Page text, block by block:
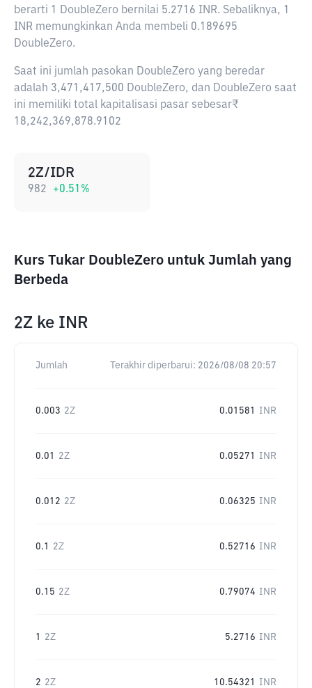
berarti 1 DoubleZero bernilai 5.2716 INR. Sebaliknya, 1
INR memungkinkan Anda membeli 0.189695
DoubleZero.
Saat ini jumlah pasokan DoubleZero yang beredar
adalah 3,471,417,500 DoubleZero, dan DoubleZero saat
ini memiliki total kapitalisasi pasar sebesar₹
18,242,369,878.9102
2Z/IDR
982 +0.51 %
Kurs Tukar DoubleZero untuk Jumlah yang
Berbeda
2Z ke INR
Jumlah Terakhir diperbarui: 2026/08/08 20:57
0.003 2Z 0.01581 INR
0.01 2Z 0.05271 INR
0.012 2Z 0.06325 INR
0.1 2Z 0.52716 INR
0.15 2Z 0.79074 INR
1 2Z 5.2716 INR
2 2Z 10.54321 INR